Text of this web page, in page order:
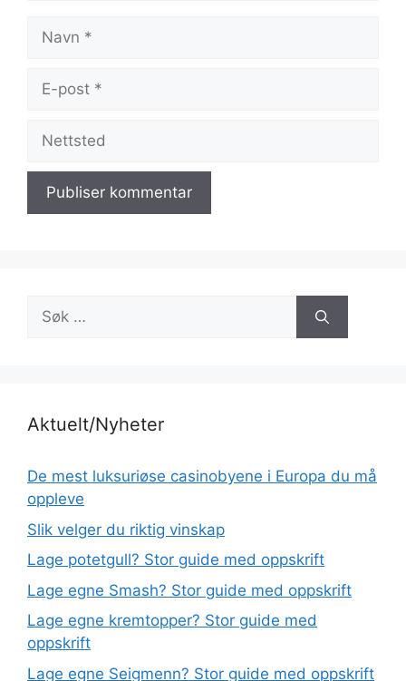
Navn
Nettsted
Søk
etter:
Aktuelt/Nyheter
De mest luksuriøse casinobyene i Europa du må
oppleve
Slik velger du riktig vinskap
Lage potetgull? Stor guide med oppskrift
Lage egne Smash? Stor guide med oppskrift
Lage egne kremtopper? Stor guide med
oppskrift
Lage egne Seigmenn? Stor guide med oppskrift